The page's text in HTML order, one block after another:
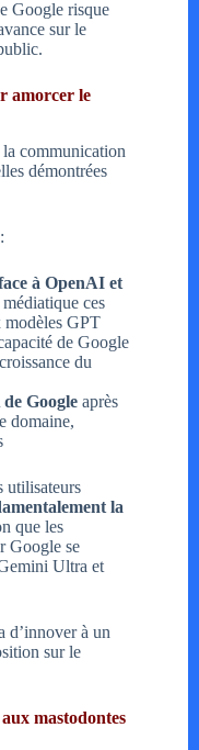
Google risque
sur le
amorcer le
communication
démontrées
à OpenAI et
ces
modèles GPT
de Google
du
Google après
domaine,
utilisateurs
la
que les
Google se
Ultra et
d’innover à un
sur le
mastodontes